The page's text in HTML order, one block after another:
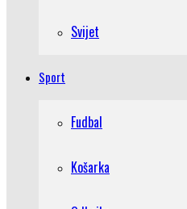
Svijet
Sport
Fudbal
Košarka